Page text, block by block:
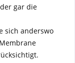
gar die
sich anderswo